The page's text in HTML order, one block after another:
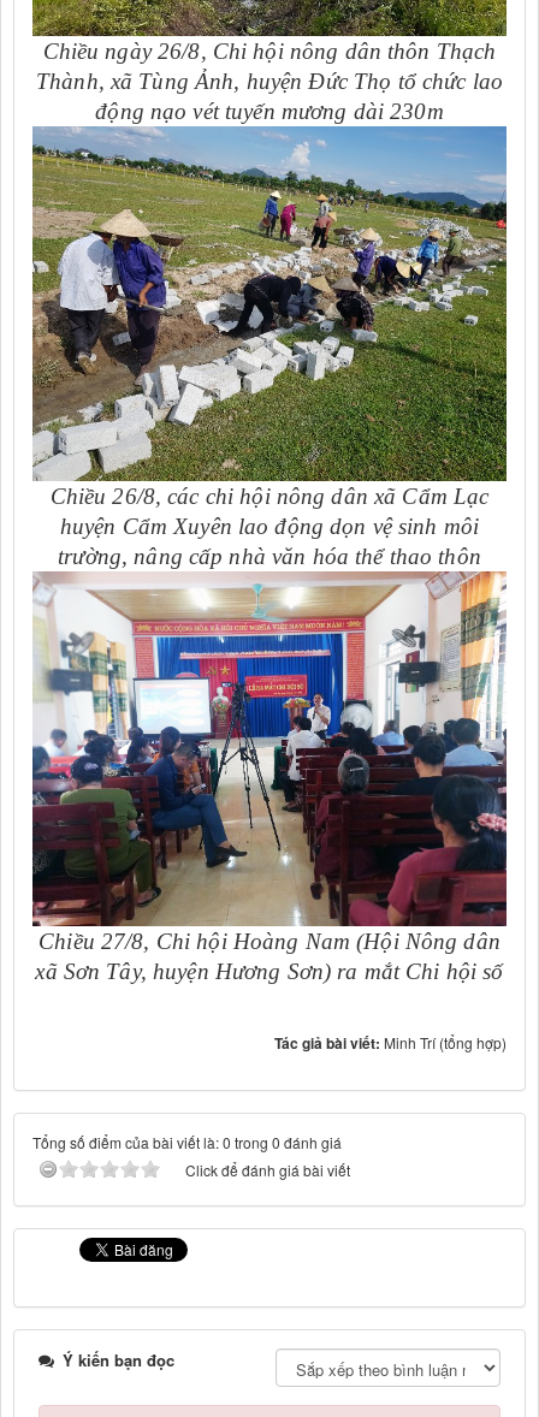
Chiều ngày 26/8, Chi hội nông dân thôn Thạch
Thành, xã Tùng Ảnh, huyện Đức Thọ tổ chức lao
động nạo vét tuyến mương dài 230m
Chiều 26/8, các chi hội nông dân xã Cẩm Lạc
huyện Cẩm Xuyên lao động dọn vệ sinh môi
trường, nâng cấp nhà văn hóa thể thao thôn
Chiều 27/8, Chi hội Hoàng Nam (Hội Nông dân
xã Sơn Tây, huyện Hương Sơn) ra mắt Chi hội số
Tác giả bài viết: Minh Trí (tổng hợp)
Tổng số điểm của bài viết là: 0 trong 0 đánh giá
Click để đánh giá bài viết
Ý kiến bạn đọc